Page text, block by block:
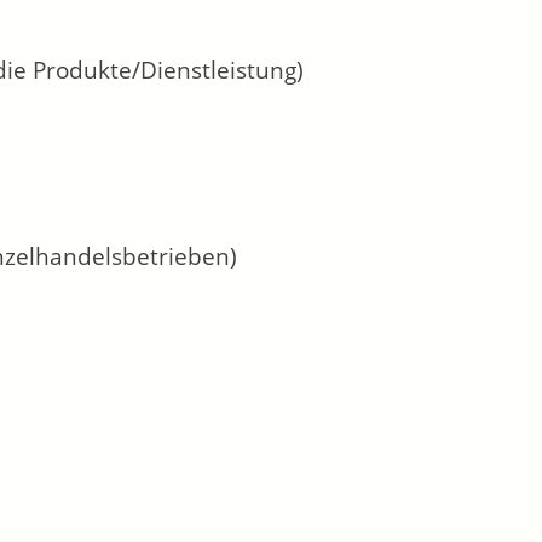
Produkte/Dienstleistung)